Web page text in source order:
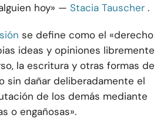
hoy» — Stacia Tauscher .
se define como el «derecho
ideas y opiniones libremente
la escritura y otras formas de
sin dañar deliberadamente el
de los demás mediante
o engañosas».